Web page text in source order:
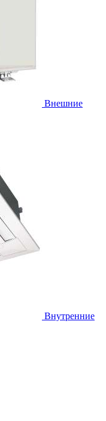
Внешние
Внутренние